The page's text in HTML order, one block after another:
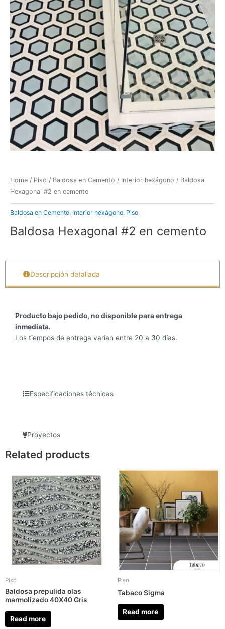
Home / Piso / Baldosa en Cemento / Interior hexágono / Baldosa
Hexagonal #2 en cemento
Baldosa en Cemento, Interior hexágono, Piso
Baldosa Hexagonal #2 en cemento
Descripción detallada
Especificaciones técnicas
Proyectos
Producto bajo pedido, no disponible para entrega
inmediata.
Los tiempos de entrega varían entre 20 a 30 días.
Related products
Piso
Baldosa prepulida olas
marmolizado 40X40 Gris
Read more
Piso
Tabaco Sigma
Read more